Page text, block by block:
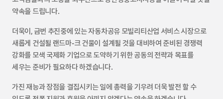
약속을 드립니다.
더욱이, 금번 추진중에 있는 자동차공유 모빌리티산업 서비스 시장으로
새롭게 건설될 랜드마-크 건물이 설계될 것을 대비하여 준비된 경쟁력
강화를 모색 국제화 기업으로 도약하기 위한 공동의 전략과 목표를
세우는 준비가 필요하다 하겠습니다.
가진 재능과 장점을 결집시키는 일에 총력을 기우려 더욱 발전 할 수